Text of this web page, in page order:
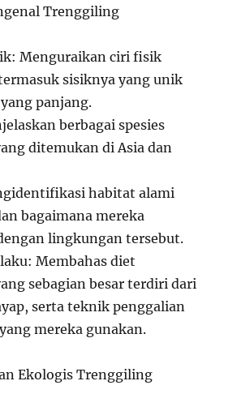
Trenggiling
Menguraikan ciri fisik
sisiknya yang unik
panjang.
berbagai spesies
ditemukan di Asia dan
habitat alami
bagaimana mereka
lingkungan tersebut.
Membahas diet
sebagian besar terdiri dari
serta teknik penggalian
mereka gunakan.
Ekologis Trenggiling